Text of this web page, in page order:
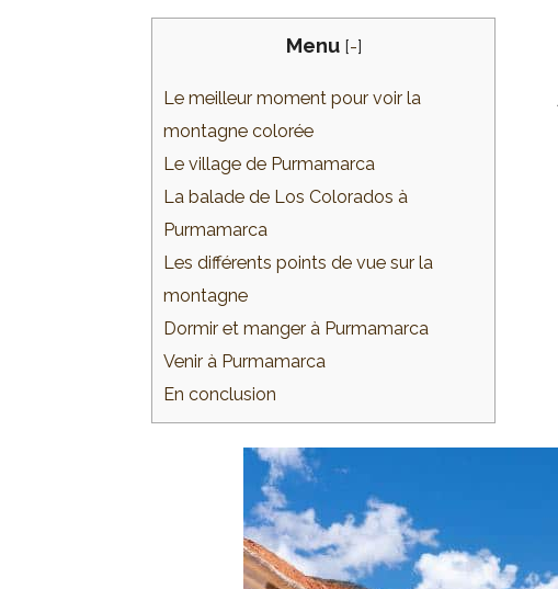
Menu [-]
Le meilleur moment pour voir la
montagne colorée
Le village de Purmamarca
La balade de Los Colorados à
Purmamarca
Les différents points de vue sur la
montagne
Dormir et manger à Purmamarca
Venir à Purmamarca
En conclusion